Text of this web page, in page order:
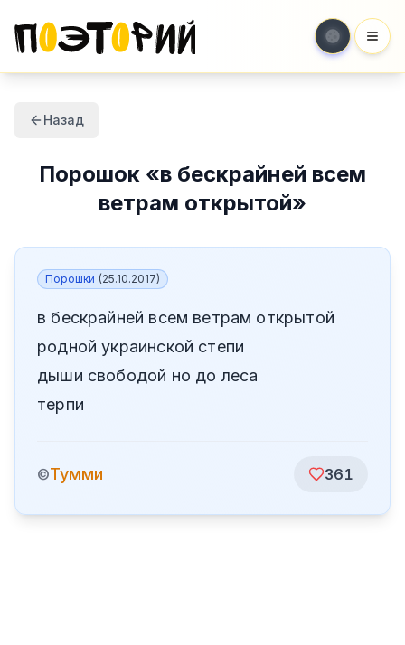
Назад
Порошок «в бескрайней всем
ветрам открытой»
Порошки (25.10.2017)
в бескрайней всем ветрам открытой
родной украинской степи
дыши свободой но до леса
терпи
©Тумми 361